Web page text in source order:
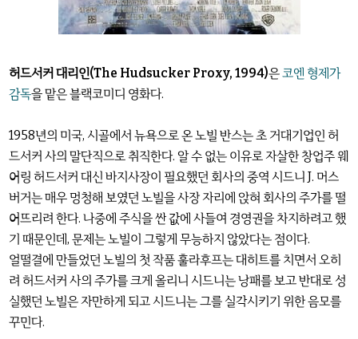
허드서커 대리인(The Hudsucker Proxy, 1994)은코엔 형제가
감독을 맡은 블랙코미디 영화다.
1958년의 미국, 시골에서 뉴욕으로 온 노빌 반스는 초 거대기업인 허
드서커 사의 말단직으로 취직한다. 알 수 없는 이유로 자살한 창업주 웨
어링 허드서커 대신 바지사장이 필요했던 회사의 중역 시드니 J. 머스
버거는 매우 멍청해 보였던 노빌을 사장 자리에 앉혀 회사의 주가를 떨
어뜨리려 한다. 나중에 주식을 싼 값에 사들여 경영권을 차지하려고 했
기 때문인데, 문제는 노빌이 그렇게 무능하지 않았다는 점이다.
얼떨결에 만들었던 노빌의 첫 작품 훌라후프는 대히트를 치면서 오히
려 허드서커 사의 주가를 크게 올리니 시드니는 낭패를 보고 반대로 성
실했던 노빌은 자만하게 되고 시드니는 그를 실각시키기 위한 음모를
꾸민다.